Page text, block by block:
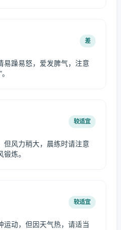
差
易躁易怒，爱发脾气，注意
较适宜
但风力稍大，晨练时请注意
炼。
较适宜
运动，但因天气热，请适当